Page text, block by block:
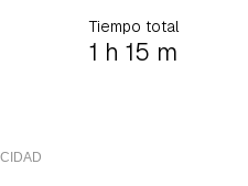
Tiempo total
1 h 15 m